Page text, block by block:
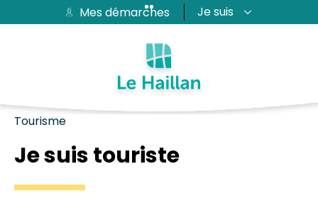
Aide et accessibilité
Passer au menu
Passer au contenuMes démarches Je suis
Tourisme
Je suis touriste